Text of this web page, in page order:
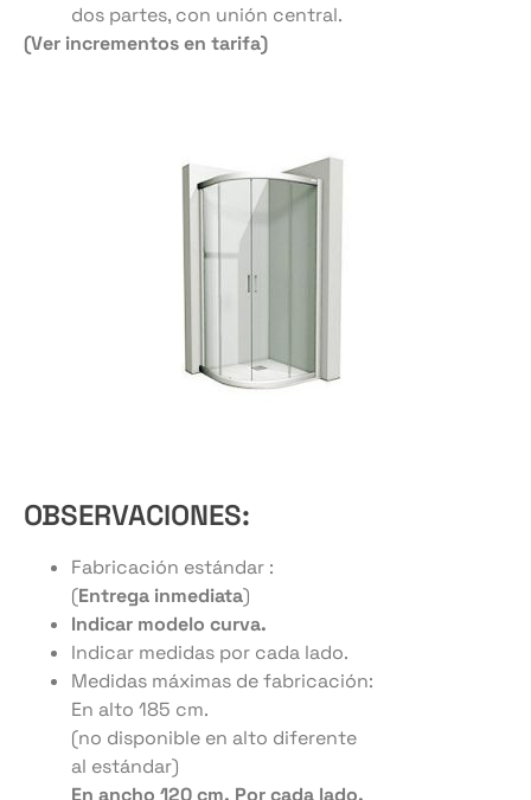
dos partes, con unión central.
(Ver incrementos en tarifa)
OBSERVACIONES:
Fabricación estándar :
(Entrega inmediata)
Indicar modelo curva.
Indicar medidas por cada lado.
Medidas máximas de fabricación:
En alto 185 cm.
(no disponible en alto diferente
al estándar)
En ancho 120 cm. Por cada lado.